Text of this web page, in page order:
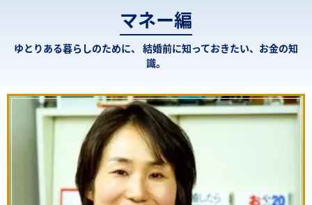
マネー編
ゆとりある暮らしのために、 結婚前に知っておきたい、お金の知
識。